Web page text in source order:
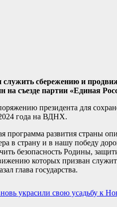
сбережению и
на съезде партии «Единая
президента для
года на ВДНХ.
программа развития страны
в страну и в нашу победу
безопасность Родины,
которых призван
глава государства.
украсили свою усадьбу к